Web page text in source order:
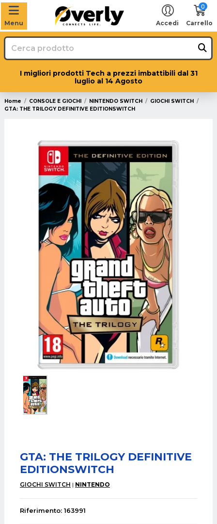
Menu Accedi
0
Carrello
I migliori prodotti Tech a prezzi imbattibili dal 31
luglio al 14 Agosto
Home CONSOLE E GIOCHI NINTENDO SWITCH
GIOCHI SWITCH
GTA: THE TRILOGY DEFINITIVE EDITIONSWITCH
GTA: THE TRILOGY DEFINITIVE
EDITIONSWITCH
GIOCHI SWITCH NINTENDO
Riferimento: 163991